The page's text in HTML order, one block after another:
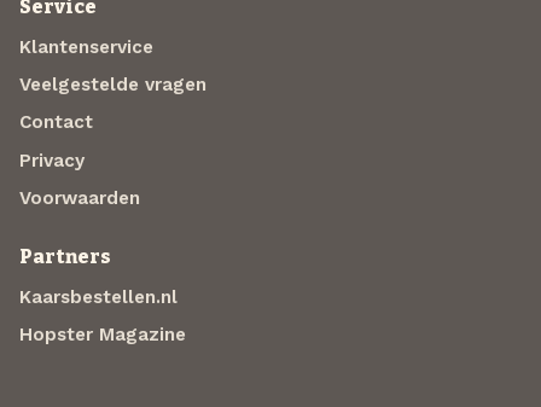
Service
Klantenservice
Veelgestelde vragen
Contact
Privacy
Voorwaarden
Partners
Kaarsbestellen.nl
Hopster Magazine